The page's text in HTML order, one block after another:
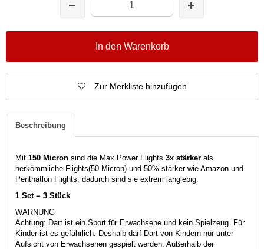
In den Warenkorb
Zur Merkliste hinzufügen
Beschreibung
Mit 150 Micron sind die Max Power Flights 3x stärker als
herkömmliche Flights(50 Micron) und 50% stärker wie Amazon und
Penthatlon Flights, dadurch sind sie extrem langlebig.
1 Set = 3 Stück
WARNUNG
Achtung: Dart ist ein Sport für Erwachsene und kein Spielzeug. Für
Kinder ist es gefährlich. Deshalb darf Dart von Kindern nur unter
Aufsicht von Erwachsenen gespielt werden. Außerhalb der